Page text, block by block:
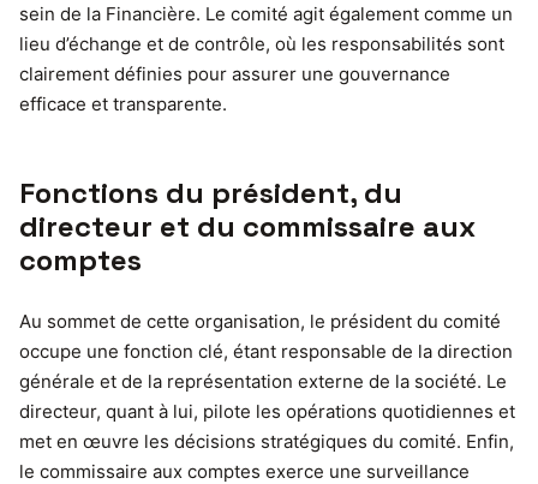
sein de la Financière. Le comité agit également comme un
lieu d’échange et de contrôle, où les responsabilités sont
clairement définies pour assurer une gouvernance
efficace et transparente.
Fonctions du président, du
directeur et du commissaire aux
comptes
Au sommet de cette organisation, le président du comité
occupe une fonction clé, étant responsable de la direction
générale et de la représentation externe de la société. Le
directeur, quant à lui, pilote les opérations quotidiennes et
met en œuvre les décisions stratégiques du comité. Enfin,
le commissaire aux comptes exerce une surveillance